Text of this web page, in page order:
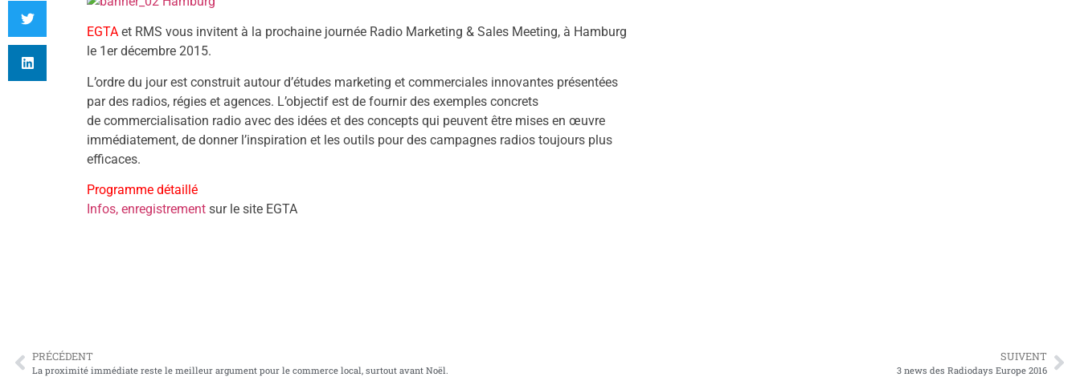
EGTA et RMS vous invitent à la prochaine journée Radio Marketing & Sales Meeting, à Hamburg
le 1er décembre 2015.
L’ordre du jour est construit autour d’études marketing et commerciales innovantes présentées
par des radios, régies et agences. L’objectif est de fournir des exemples concrets
de commercialisation radio avec des idées et des concepts qui peuvent être mises en œuvre
immédiatement, de donner l’inspiration et les outils pour des campagnes radios toujours plus
efficaces.
Programme détaillé
Infos, enregistrement sur le site EGTA
PRÉCÉDENT
La proximité immédiate reste le meilleur argument pour le commerce local, surtout avant Noël.
SUIVENT
3 news des Radiodays Europe 2016